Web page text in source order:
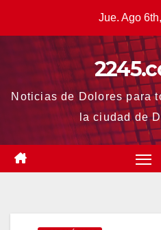
Jue. Ago
Noticias de Dolores para
la ciudad de